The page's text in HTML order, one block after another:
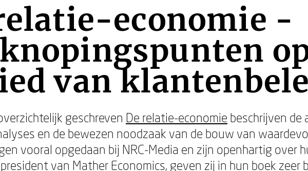
economie -
van
geschreven De relatie-economie beschrijven de
en de bewezen noodzaak van de bouw van
vooral opgedaan bij NRC-Media en zijn openhartig over
van Mather Economics, geven zij in hun boek zeer